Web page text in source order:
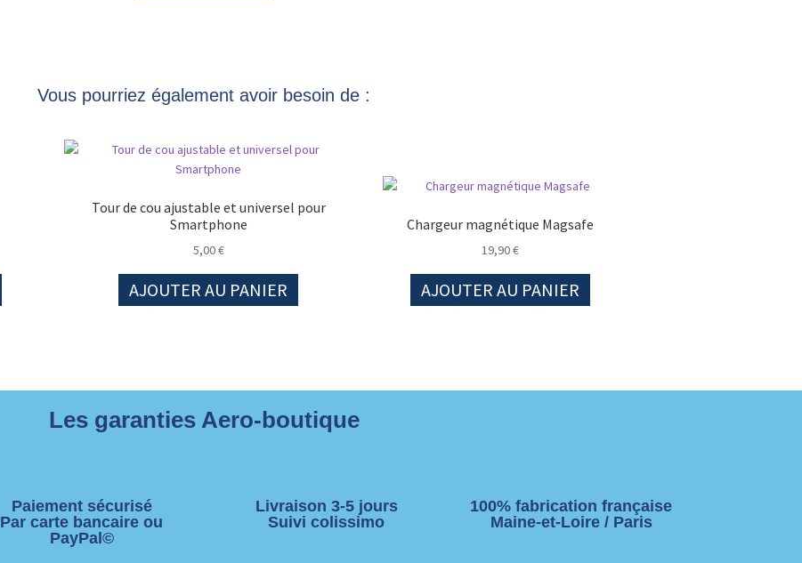
Vous pourriez également avoir besoin de :
Tour de cou ajustable et universel pour
Smartphone
5,00€
AJOUTER AU PANIER
Chargeur magnétique Magsafe
19,90€
AJOUTER AU PANIER
Les garanties Aero-boutique
Paiement sécurisé
Par carte bancaire ou
PayPal©
Livraison 3-5 jours
Suivi colissimo
100% fabrication française
Maine-et-Loire / Paris